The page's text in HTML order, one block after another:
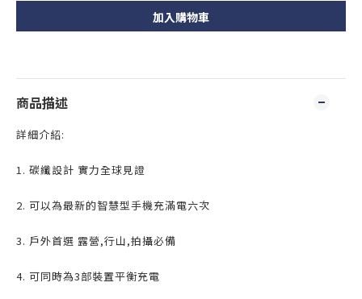
加入購物車
商品描述
詳細介紹:
1. 碳纖設計 實力全球見證
2. 可以為最新的智慧型手機充滿電六次
3. 戶外首選 露營,行山,拍攝必備
4. 可同時為3部裝置平衡充電